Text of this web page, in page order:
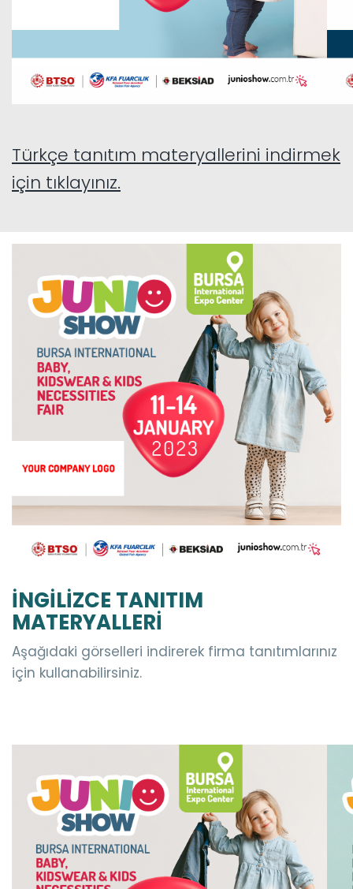
Türkçe tanıtım materyallerini indirmek
için tıklayınız.
İNGİLİZCE TANITIM
MATERYALLERİ
Aşağıdaki görselleri indirerek firma tanıtımlarınız
için kullanabilirsiniz.